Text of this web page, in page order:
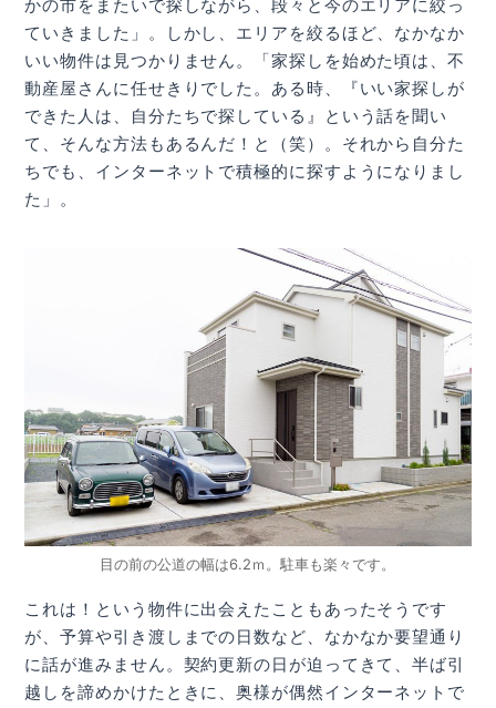
かの市をまたいで探しながら、段々と今のエリアに絞っ
ていきました」。しかし、エリアを絞るほど、なかなか
いい物件は見つかりません。「家探しを始めた頃は、不
動産屋さんに任せきりでした。ある時、『いい家探しが
できた人は、自分たちで探している』という話を聞い
て、そんな方法もあるんだ！と（笑）。それから自分た
ちでも、インターネットで積極的に探すようになりまし
た」。
これは！という物件に出会えたこともあったそうです
が、予算や引き渡しまでの日数など、なかなか要望通り
に話が進みません。契約更新の日が迫ってきて、半ば引
越しを諦めかけたときに、奥様が偶然インターネットで
目の前の公道の幅は6.2ｍ。駐車も楽々です。